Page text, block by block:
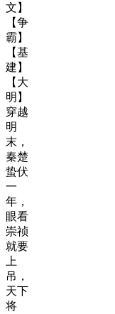
文】
【争
霸】
【基
建】
【大
明】
穿越
明
末，
秦楚
蛰伏
一
年，
眼看
崇祯
就要
上
吊，
天下
将